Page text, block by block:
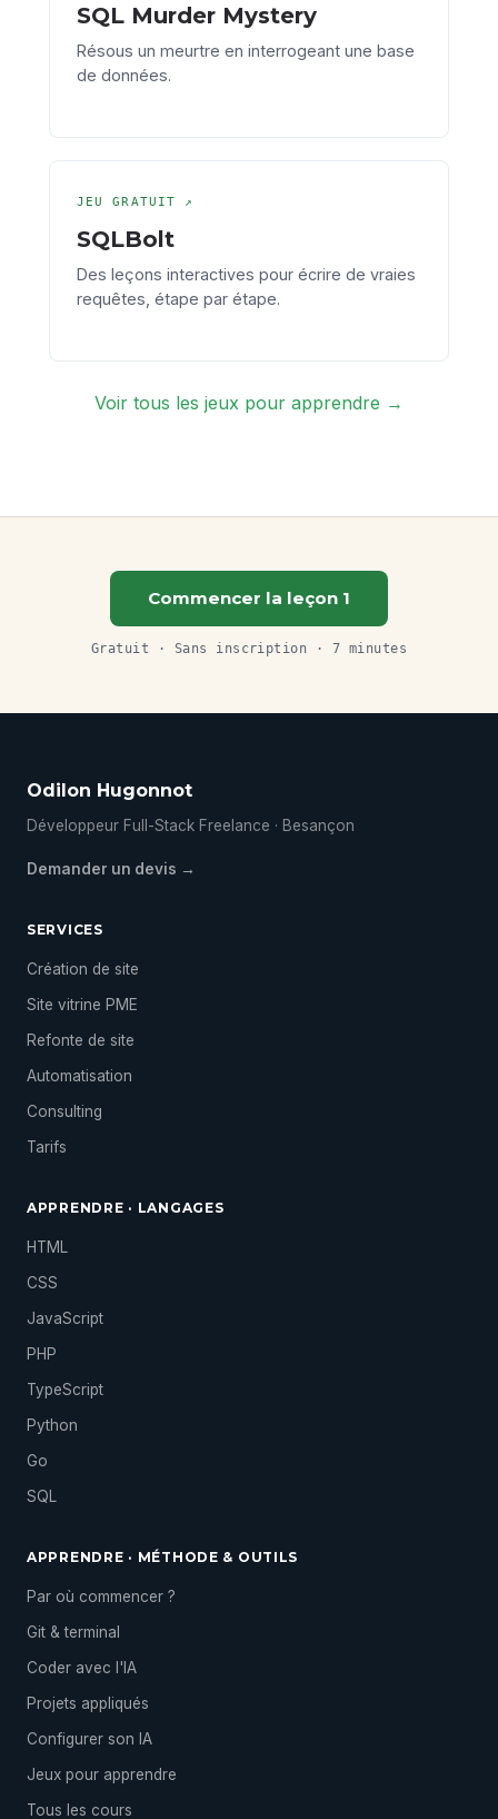
SQL Murder Mystery
Résous un meurtre en interrogeant une base
de données.
JEU GRATUIT ↗
SQLBolt
Des leçons interactives pour écrire de vraies
requêtes, étape par étape.
Voir tous les jeux pour apprendre →
Commencer la leçon 1
Gratuit · Sans inscription · 7 minutes
Odilon Hugonnot
Développeur Full-Stack Freelance · Besançon
Demander un devis →
SERVICES
Création de site
Site vitrine PME
Refonte de site
Automatisation
Consulting
Tarifs
APPRENDRE · LANGAGES
HTML
CSS
JavaScript
PHP
TypeScript
Python
Go
SQL
APPRENDRE · MÉTHODE & OUTILS
Par où commencer ?
Git & terminal
Coder avec l'IA
Projets appliqués
Configurer son IA
Jeux pour apprendre
Tous les cours